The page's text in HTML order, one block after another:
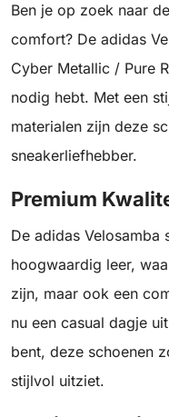
Ben je op zoek naar
comfort? De adidas
Cyber Metallic / Pure
nodig hebt. Met een
materialen zijn deze
sneakerliefhebber.
Premium
De adidas Velosamba
hoogwaardig leer,
zijn, maar ook een
nu een casual dagje
bent, deze schoenen
stijlvol uitziet.